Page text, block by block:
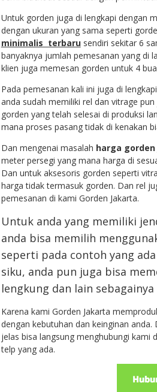
Untuk gorden juga di lengkapi dengan
dengan ukuran yang sama seperti
minimalis terbarusendiri sekitar 6
banyaknya jumlah pemesanan yang di
klien juga memesan gorden untuk 4
Pada pemesanan kali ini juga di
anda sudah memiliki rel dan vitrage
gorden yang telah selesai di produksi
mana proses pasang tidak di kenakan
Dan mengenai masalah harga
meter persegi yang mana harga di
Dan untuk aksesoris gorden seperti
harga tidak termasuk gorden. Dan rel
pemesanan di kami Gorden Jakarta.
Untuk anda yang memiliki
anda bisa memilih
seperti pada contoh yang
siku, anda pun juga bisa
lengkung dan lain
Karena kami Gorden Jakarta
dengan kebutuhan dan keinginan
jelas bisa langsung menghubungi kami
telp yang ada.